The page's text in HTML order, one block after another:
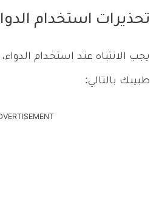
تحذيرات استخدام
يجب الانتباه عند استخدام
طبيبك بالتالي: